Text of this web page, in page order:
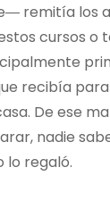
remitía los
cursos o
recibía
De ese
nadie
lo regaló.